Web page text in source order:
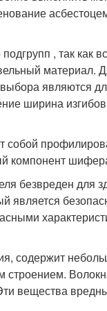
, так как
являются
ширина
компонент
безвреден для
является
содержит
строением.
вещества